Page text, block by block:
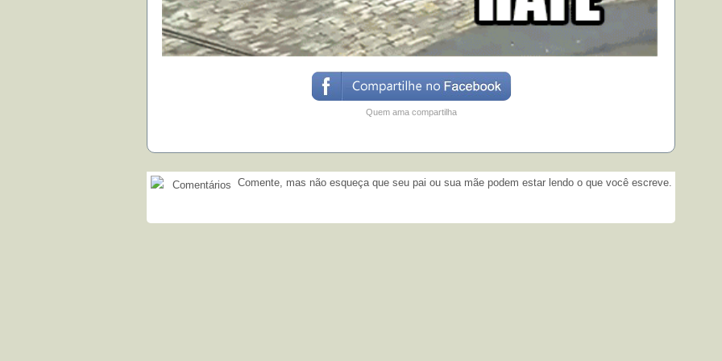
Quem ama compartilha
Comentários Comente, mas não esqueça que seu pai ou sua mãe podem estar lendo o que você escreve.